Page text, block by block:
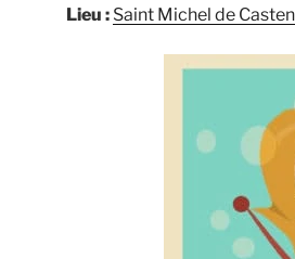
Lieu : Saint Michel de